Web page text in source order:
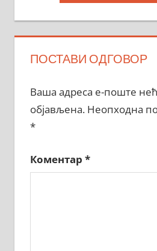
Post:
ПОСТАВИ ОДГОВОР
Ваша адреса е-поште
објављена. Неопходна
*
Коментар *